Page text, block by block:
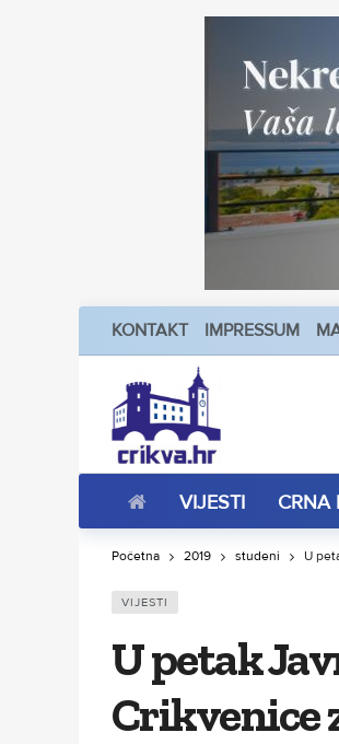
KONTAKT IMPRESSUM
VIJESTI CRNA
Početna 2019 studeni U
VIJESTI
U petak
Crikvenice